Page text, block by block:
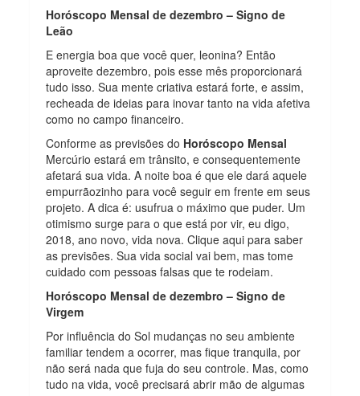
Horóscopo Mensal de dezembro – Signo de
Leão
E energia boa que você quer, leonina? Então
aproveite dezembro, pois esse mês proporcionará
tudo isso. Sua mente criativa estará forte, e assim,
recheada de ideias para inovar tanto na vida afetiva
como no campo financeiro.
Conforme as previsões do Horóscopo Mensal
Mercúrio estará em trânsito, e consequentemente
afetará sua vida. A noite boa é que ele dará aquele
empurrãozinho para você seguir em frente em seus
projeto. A dica é: usufrua o máximo que puder. Um
otimismo surge para o que está por vir, eu digo,
2018, ano novo, vida nova. Clique aqui para saber
as previsões. Sua vida social vai bem, mas tome
cuidado com pessoas falsas que te rodeiam.
Horóscopo Mensal de dezembro – Signo de
Virgem
Por influência do Sol mudanças no seu ambiente
familiar tendem a ocorrer, mas fique tranquila, por
não será nada que fuja do seu controle. Mas, como
tudo na vida, você precisará abrir mão de algumas